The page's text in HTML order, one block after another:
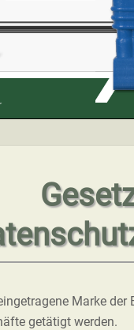
Marke
getätigt werden.